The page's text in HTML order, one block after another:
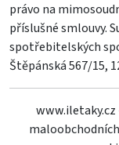
právo na
příslušné smlouvy.
spotřebitelských
Štěpánská 567/15,